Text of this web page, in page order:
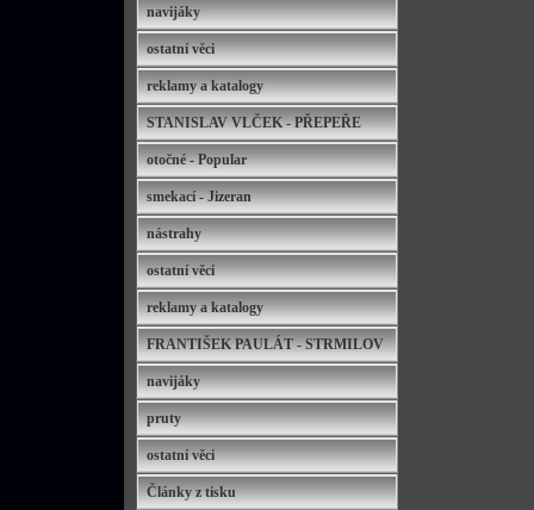
navijáky
ostatní věci
reklamy a katalogy
STANISLAV VLČEK - PŘEPEŘE
otočné - Popular
smekací - Jizeran
nástrahy
ostatní věci
reklamy a katalogy
FRANTIŠEK PAULÁT - STRMILOV
navijáky
pruty
ostatní věci
Články z tisku